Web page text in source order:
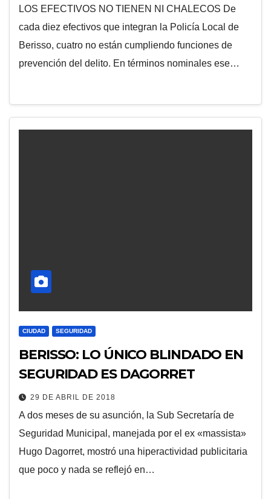
LOS EFECTIVOS NO TIENEN NI CHALECOS De
cada diez efectivos que integran la Policía Local de
Berisso, cuatro no están cumpliendo funciones de
prevención del delito. En términos nominales ese…
CIUDAD SEGURIDAD
BERISSO: LO ÚNICO BLINDADO EN
SEGURIDAD ES DAGORRET
29 DE ABRIL DE 2018
A dos meses de su asunción, la Sub Secretaría de
Seguridad Municipal, manejada por el ex «massista»
Hugo Dagorret, mostró una hiperactividad publicitaria
que poco y nada se reflejó en…